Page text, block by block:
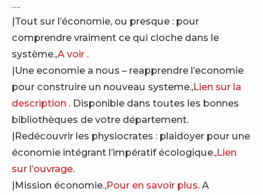
….
|Tout sur l’économie, ou presque : pour
comprendre vraiment ce qui cloche dans le
système.,A voir .
|Une economie a nous – reapprendre l’economie
pour construire un nouveau systeme.,Lien sur la
description . Disponible dans toutes les bonnes
bibliothèques de votre département.
|Redécouvrir les physiocrates : plaidoyer pour une
économie intégrant l’impératif écologique.,Lien
sur l’ouvrage.
|Mission économie.,Pour en savoir plus. A